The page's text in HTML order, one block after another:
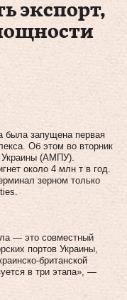
экспорт,
была запущена первая
Об этом во вторник
Украины (АМПУ).
около 4 млн т в год.
зерном только
— это совместный
портов Украины,
британской
в три этапа», —